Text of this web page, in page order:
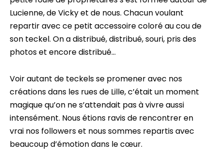
Lucienne, de Vicky et de nous. Chacun voulant
repartir avec ce petit accessoire coloré au cou de
son teckel. On a distribué, distribué, souri, pris des
photos et encore distribué…
Voir autant de teckels se promener avec nos
créations dans les rues de Lille, c’était un moment
magique qu’on ne s’attendait pas à vivre aussi
intensément. Nous étions ravis de rencontrer en
vrai nos followers et nous sommes repartis avec
beaucoup d’émotion dans le cœur.